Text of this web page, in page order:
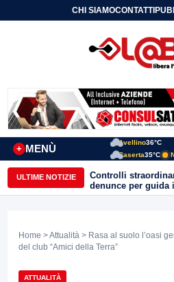
CHI SIAMOCONTATTI
MENÙ
+
Avellino36°C
Caserta35°C
ULTIME NOTIZIE
Controlli
denunce per guida
ebbrezza, un
Home >Attualità > Rasa al suolo l’oasi
del club “Amici della Terra”
ATTUALITÀ